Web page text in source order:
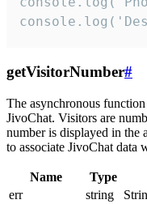
getVisitorNumber#
The asynchronous
JivoChat. Visitors are
number is displayed in the
to associate JivoChat data
Name Type
err
string